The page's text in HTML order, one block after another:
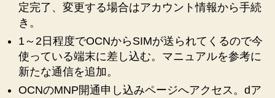
定完了、変更する場合はアカウント情報から手続
き。
1～2日程度でOCNからSIMが送られてくるので今
使っている端末に差し込む。マニュアルを参考に
新たな通信を追加。
OCNのMNP開通申し込みページへアクセス。dア